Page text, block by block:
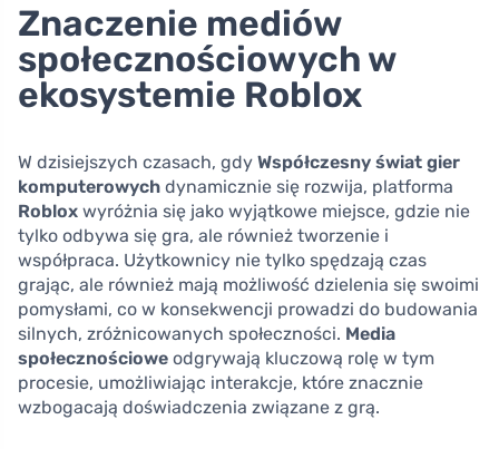
Znaczenie mediów
społecznościowych w
ekosystemie Roblox
W dzisiejszych czasach, gdy Współczesny świat gier
komputerowych dynamicznie się rozwija, platforma
Roblox wyróżnia się jako wyjątkowe miejsce, gdzie nie
tylko odbywa się gra, ale również tworzenie i
współpraca. Użytkownicy nie tylko spędzają czas
grając, ale również mają możliwość dzielenia się swoimi
pomysłami, co w konsekwencji prowadzi do budowania
silnych, zróżnicowanych społeczności. Media
społecznościowe odgrywają kluczową rolę w tym
procesie, umożliwiając interakcje, które znacznie
wzbogacają doświadczenia związane z grą.